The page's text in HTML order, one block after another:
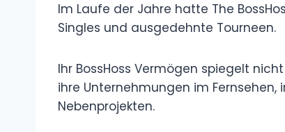
Im Laufe der Jahre hatte The
Singles und ausgedehnte Tourneen.
Ihr BossHoss Vermögen spiegelt
ihre Unternehmungen im
Nebenprojekten.